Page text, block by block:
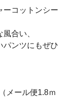
ーコットンシー
合い、
パンツにもぜひ
メール便1.8ｍ